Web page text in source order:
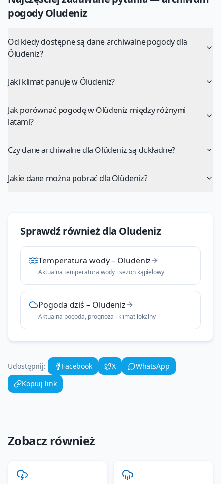
pogodyOludeniz
Od kiedy dostępne są dane archiwalne pogody dla
Ölüdeniz?
Jaki klimat panuje w Ölüdeniz?
Jak porównać pogodę w Ölüdeniz między różnymi
latami?
Czy dane archiwalne dla Ölüdeniz są dokładne?
Jakie dane można pobrać dla Ölüdeniz?
Sprawdź również dla Oludeniz
Temperatura wody– Oludeniz
Aktualna temperatura wody i sezon kąpielowy
Pogoda dziś – Oludeniz
Aktualna pogoda, prognoza i klimat lokalny
Udostępnij: Facebook X
WhatsApp
Kopiuj link
Zobacz również